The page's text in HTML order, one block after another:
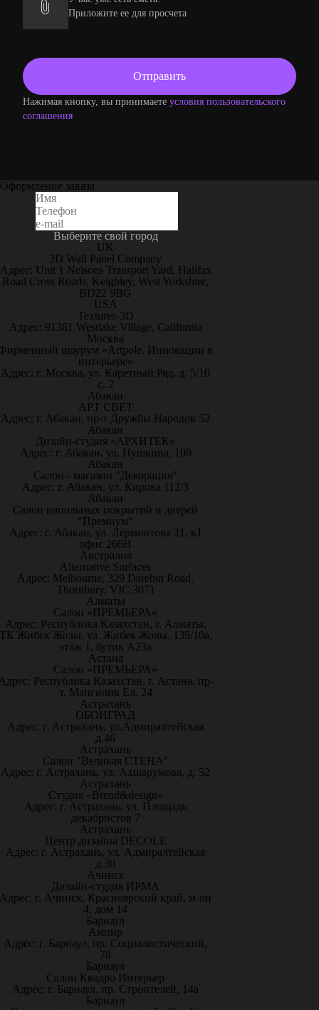
Приложите ее для просчета
Нажимая кнопку, вы принимаете условия пользовательского
соглашения
Оформление заказа
Выберите свой город
UK
3D Wall Panel Company
Адрес: Unit 1 Nelsons Transport Yard, Halifax
Road Cross Roads, Keighley, West Yorkshire,
BD22 9BG
USA
Textures-3D
Адрес: 91361 Westlake Village, California
Москва
шоурум «Artpole. Инновации в
интерьере»
Адрес: г. Москва, ул. Каретный Ряд, д. 5/10
с. 2
Абакан
АРТ СВЕТ
Адрес: г. Абакан, пр-т Дружбы Народов 52
Абакан
Дизайн-студия «АРХИТЕК»
Адрес: г. Абакан, ул. Пушкина, 100
Абакан
Салон - магазин "Декорация"
Адрес: г. Абакан, ул. Кирова 112/3
Абакан
Салон напольных покрытий и дверей
"Премиум"
Адрес: г. Абакан, ул. Лермонтова 21, к1
офис 266Н
Австралия
Alternative Surfaces
Адрес: Melbourne, 329 Darebin Road,
Thornbury, VIC 3071
Алматы
Салон «ПРЕМЬЕРА»
Адрес: Республика Казахстан, г. Алматы,
Жибек Жолы, ул. Жибек Жолы, 135/10а,
этаж 1, бутик А23а
Астана
Салон «ПРЕМЬЕРА»
Республика Казахстан, г. Астана, пр-
т. Мангилик Ел, 24
Астрахань
ОБОИГРАД
Адрес: г. Астрахань, ул.Адмиралтейская
д.46
Астрахань
Салон "Великая СТЕНА"
Адрес: г. Астрахань, ул. Ахшарумова, д. 52
Астрахань
Студия «Brend&design»
Адрес: г. Астрахань, ул. Площадь
декабристов 7
Астрахань
Центр дизайна DECOLE
Адрес: г. Астрахань, ул. Адмиралтейская
д.30
Ачинск
Дизайн-студия ИРМА
Адрес: г. Ачинск, Красноярский край, м-он
4, дом 14
Барнаул
Ампир
Адрес: г. Барнаул, пр. Социалистический,
78
Барнаул
Салон Квадро Интерьер
Адрес: г. Барнаул, пр. Строителей, 14а
Барнаул